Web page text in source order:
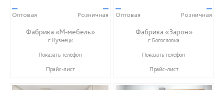
—
Оптовая
—
Розничная
Фабрика «М-мебель»
г.Кузнецк
+7 (902) 349-19-19
Показать телефон
Прайс-лист
—
Оптовая
—
Розничная
Фабрика «Зарон»
г.Богословка
+7 (8412) 21-50-66
Показать телефон
Прайс-лист